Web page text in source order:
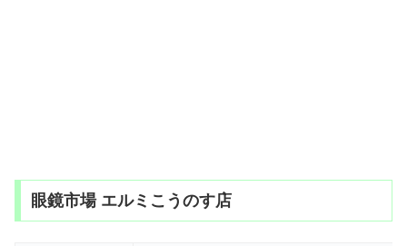
眼鏡市場 エルミこうのす店